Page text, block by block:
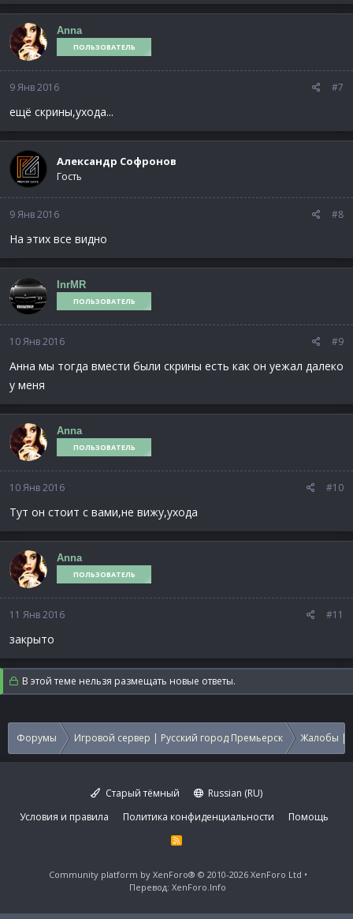
Anna
ПОЛЬЗОВАТЕЛЬ
9 Янв 2016 #7
ещё скрины,ухода...
Александр Cофронов
Гость
9 Янв 2016 #8
На этих все видно
InrMR
ПОЛЬЗОВАТЕЛЬ
10 Янв 2016 #9
Анна мы тогда вмести были скрины есть как он уежал далеко
у меня
Anna
ПОЛЬЗОВАТЕЛЬ
10 Янв 2016 #10
Тут он стоит с вами,не вижу,ухода
Anna
ПОЛЬЗОВАТЕЛЬ
11 Янв 2016 #11
закрыто
В этой теме нельзя размещать новые ответы.
Форумы Игровой сервер | Русский город Премьерск Жалобы |
Старый тёмный
Russian (RU)
Условия и правила
Политика конфиденциальности Помощь
R
Community platform by XenForo® © 2010-2026 XenForo Ltd
Перевод: XenForo.Info